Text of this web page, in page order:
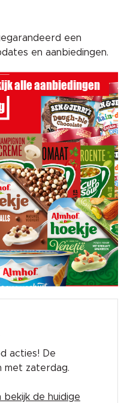
een
en aanbiedingen.
alle aanbiedingen
acties! De
met zaterdag.
bekijk de huidige